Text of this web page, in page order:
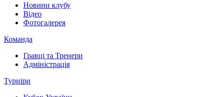
Новини клубу
Відео
Фотогалерея
Команда
Гравці та Тренери
Адміністрація
Турніри